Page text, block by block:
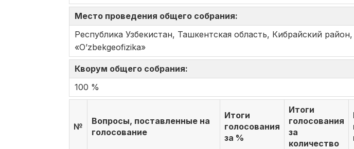
Место проведения общего собрания:
Республика Узбекистан, Ташкентская область, Кибрайский
«O’zbekgeofizika»
Кворум общего собрания:
100 %
№
Вопросы, поставленные на
голосование
Итоги
голосования
за %
Итоги
голосования
за
количество